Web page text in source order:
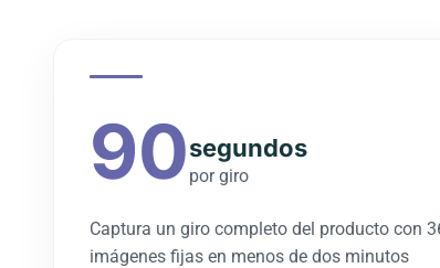
90segundos
por giro
Captura un giro completo del producto con
imágenes fijas en menos de dos minutos